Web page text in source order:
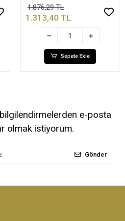
1.876,29 TL
1.313,40 TL
Sepete Ekle
e-posta
olmak istiyorum.
Gönder